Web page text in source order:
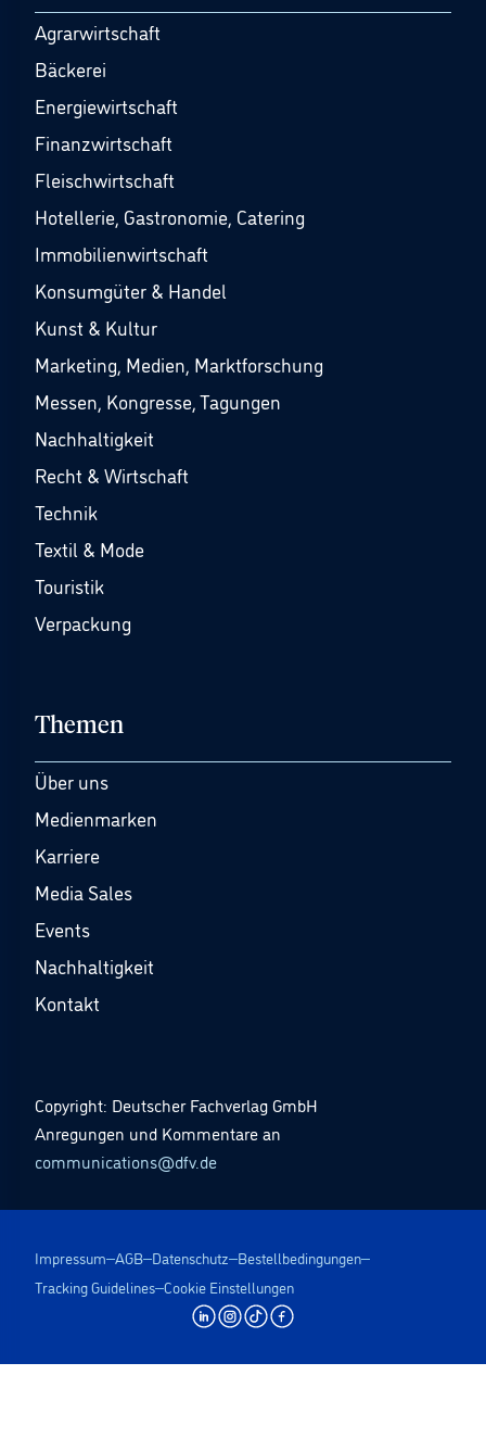
Agrarwirtschaft
Bäckerei
Energiewirtschaft
Finanzwirtschaft
Fleischwirtschaft
Hotellerie, Gastronomie, Catering
Immobilienwirtschaft
Konsumgüter & Handel
Kunst & Kultur
Marketing, Medien, Marktforschung
Messen, Kongresse, Tagungen
Nachhaltigkeit
Recht & Wirtschaft
Technik
Textil & Mode
Touristik
Verpackung
Themen
Über uns
Medienmarken
Karriere
Media Sales
Events
Nachhaltigkeit
Kontakt
Copyright: Deutscher Fachverlag GmbH
Anregungen und Kommentare an
communications@dfv.de
Impressum AGB Datenschutz Bestellbedingungen
Tracking Guidelines Cookie Einstellungen